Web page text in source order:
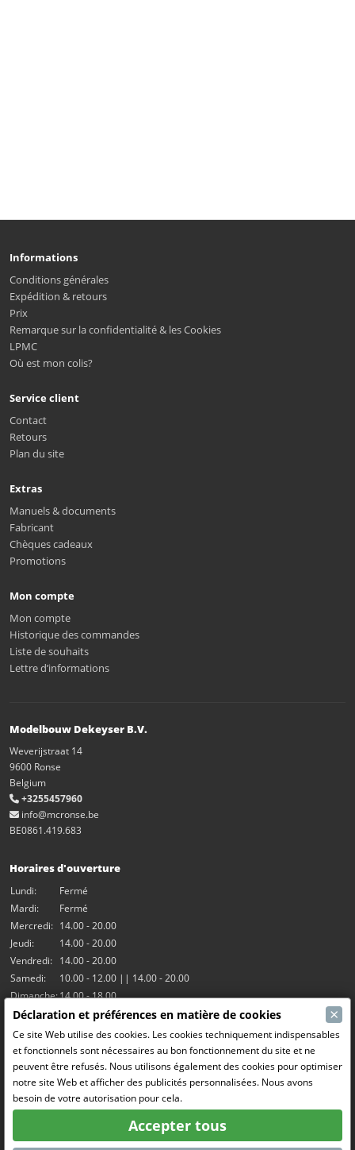
Informations
Conditions générales
Expédition & retours
Prix
Remarque sur la confidentialité & les Cookies
LPMC
Où est mon colis?
Service client
Contact
Retours
Plan du site
Extras
Manuels & documents
Fabricant
Chèques cadeaux
Promotions
Mon compte
Mon compte
Historique des commandes
Liste de souhaits
Lettre d’informations
Modelbouw Dekeyser B.V.
Weverijstraat 14
9600 Ronse
Belgium
+3255457960
info@mcronse.be
BE0861.419.683
Horaires d'ouverture
Lundi:
Fermé
Mardi:
Fermé
Mercredi: 14.00 - 20.00
Jeudi:
14.00 - 20.00
Vendredi: 14.00 - 20.00
Samedi:
10.00 - 12.00 || 14.00 - 20.00
Dimanche:14.00 - 18.00
Nos activités
Salle Hangar7
Le RC Drift
RC Bangers (Demolition Derby)
Fun and Friends
Médias sociaux
Déclaration et préférences en matière de cookies ×
Ce site Web utilise des cookies. Les cookies techniquement indispensables
et fonctionnels sont nécessaires au bon fonctionnement du site et ne
peuvent être refusés. Nous utilisons également des cookies pour optimiser
notre site Web et afficher des publicités personnalisées. Nous avons
besoin de votre autorisation pour cela.
Accepter tous